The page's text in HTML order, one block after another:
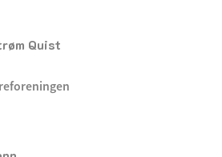
Quist